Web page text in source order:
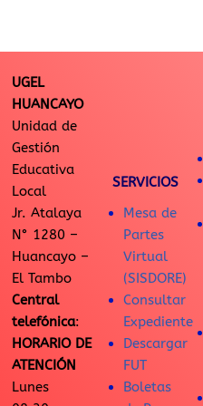
UGEL
HUANCAYO
Unidad de
Gestión
Educativa
Local
Jr. Atalaya
N° 1280 –
Huancayo –
El Tambo
Central
telefónica:
HORARIO DE
ATENCIÓN
Lunes
SERVICIOS
Mesa de
Partes
Virtual
(SISDORE)
Consultar
Expediente
Descargar
FUT
Boletas